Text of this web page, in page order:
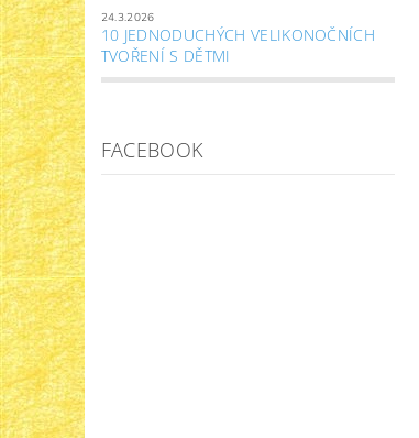
24.3.2026
10 JEDNODUCHÝCH VELIKONOČNÍCH
TVOŘENÍ S DĚTMI
FACEBOOK